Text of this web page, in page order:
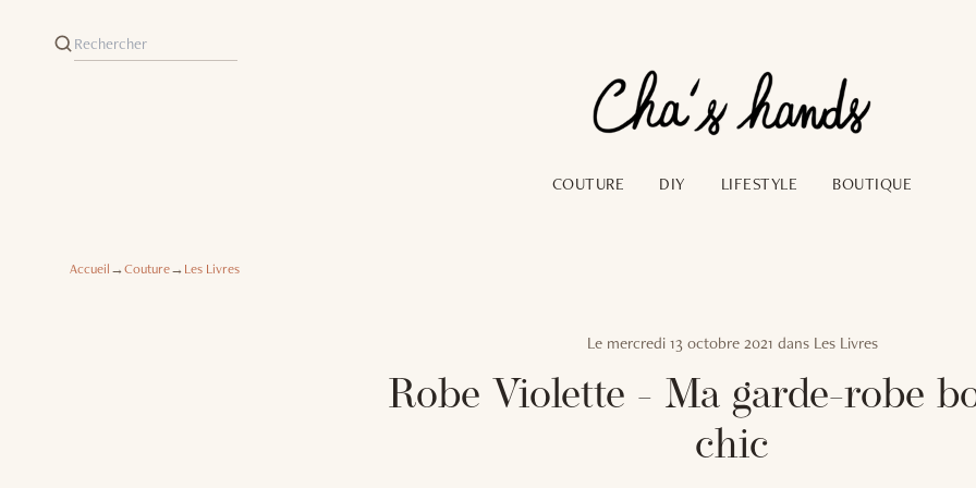
COUTURE DIY LIFESTYLE BOUTIQUE
Accueil→Couture→Les Livres
Le mercredi 13 octobre 2021 dans Les Livres
Robe Violette - Ma garde-robe
chic